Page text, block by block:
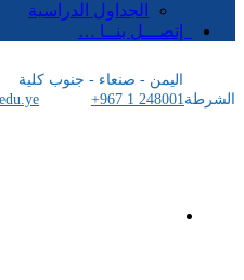
الجداول الدراسية
إتصـــل بنــا …
اليمن - صنعاء - جنوب كلية
الشرطة+967 1 248001